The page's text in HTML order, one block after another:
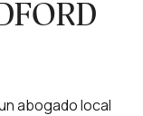
abogado local